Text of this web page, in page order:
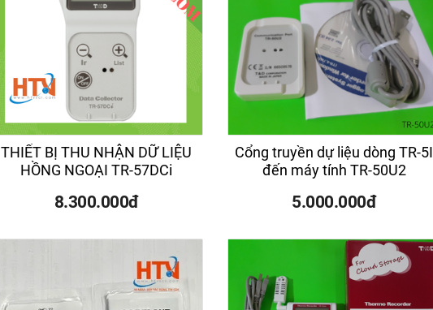
THIẾT BỊ THU NHẬN DỮ LIỆU
HỒNG NGOẠI TR-57DCi
8.300.000đ
Cổng truyền dự liệu dòng TR-5I
đến máy tính TR-50U2
5.000.000đ